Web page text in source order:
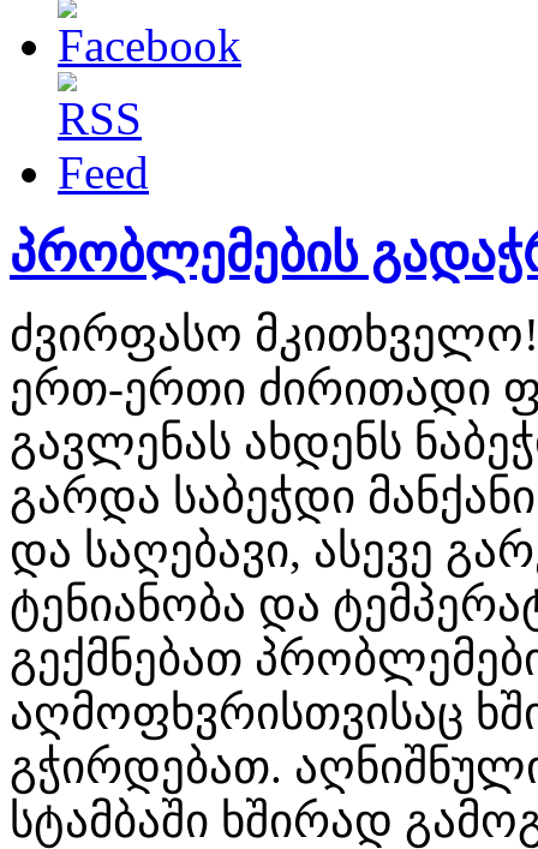
პრობლემების
ძვირფასო მკითხველო!
ერთ-ერთი ძირითადი
გავლენას ახდენს
გარდა საბეჭდი
და საღებავი, ასევე
ტენიანობა და
გექმნებათ
აღმოფხვრისთვისაც
გჭირდებათ.
სტამბაში ხშირად